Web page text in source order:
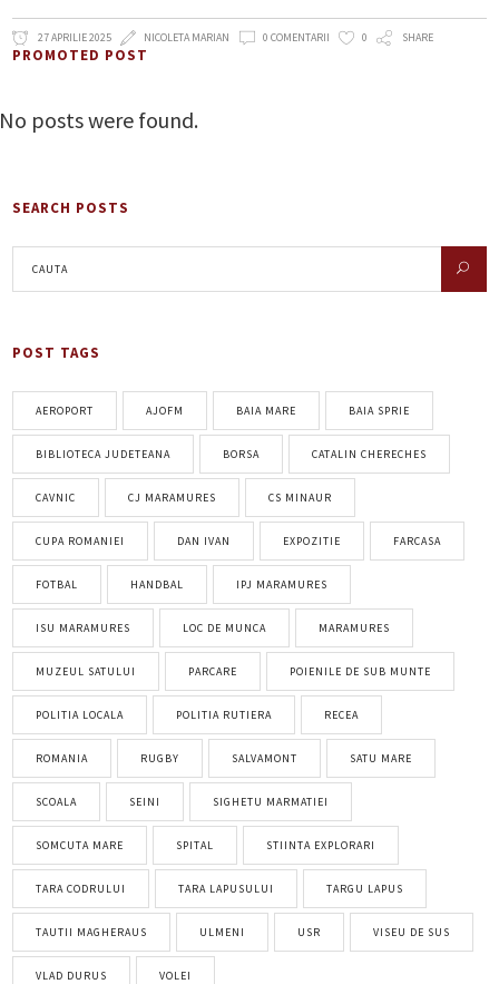
27 APRILIE 2025 NICOLETA MARIAN 0 COMENTARII 0 SHARE
PROMOTED POST
No posts were found.
SEARCH POSTS
POST TAGS
AEROPORT AJOFM BAIA MARE BAIA SPRIE
BIBLIOTECA JUDETEANA BORSA CATALIN CHERECHES
CAVNIC CJ MARAMURES CS MINAUR
CUPA ROMANIEI DAN IVAN EXPOZITIE FARCASA
FOTBAL HANDBAL IPJ MARAMURES
ISU MARAMURES LOC DE MUNCA MARAMURES
MUZEUL SATULUI PARCARE POIENILE DE SUB MUNTE
POLITIA LOCALA POLITIA RUTIERA RECEA
ROMANIA RUGBY SALVAMONT SATU MARE
SCOALA SEINI SIGHETU MARMATIEI
SOMCUTA MARE SPITAL STIINTA EXPLORARI
TARA CODRULUI TARA LAPUSULUI TARGU LAPUS
TAUTII MAGHERAUS ULMENI USR VISEU DE SUS
VLAD DURUS VOLEI